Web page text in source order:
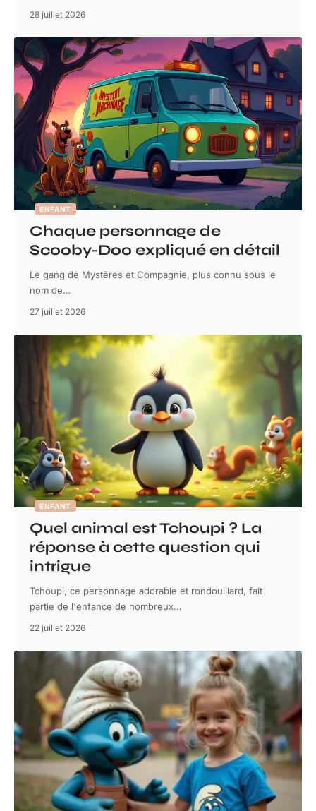
28 juillet 2026
ENFANT
Chaque personnage de
Scooby-Doo expliqué en détail
Le gang de Mystères et Compagnie, plus connu sous le
nom de…
27 juillet 2026
ENFANT
Quel animal est Tchoupi ? La
réponse à cette question qui
intrigue
Tchoupi, ce personnage adorable et rondouillard, fait
partie de l'enfance de nombreux…
22 juillet 2026